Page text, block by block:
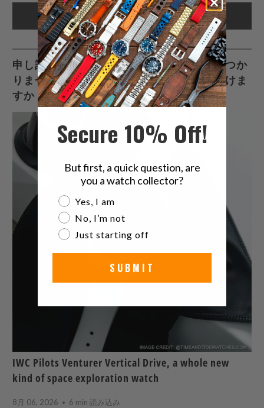
申し訳ありませんが、指定された内容が見つか
りませんでした。もう一度確認していただけま
すか？
IWC Pilots Venturer Vertical Drive, a whole new
kind of space exploration watch
8月 06, 2026 6 min 読み込み
Secure 10% Off!
But first, a quick question, are
you a watch collector?
Are you a watch collector?
Yes, I am
No, I’m not
Just starting off
SUBMIT